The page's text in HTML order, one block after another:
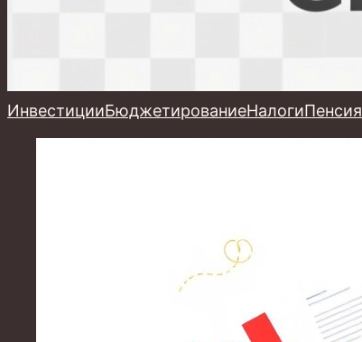
ИнвестицииБюджетированиеНалогиПенсия